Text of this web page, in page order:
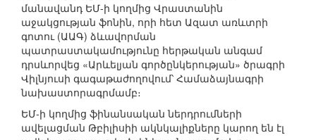
մանավանդ ԵՄ-ի կողմից Վրաստանին
աջակցության ֆոնին, որի հետ Ազատ առևտրի
գոտու (ԱԱԳ) ձևավորման
պատրաստակամությունը հերթական անգամ
դրսևորվեց «Արևելյան գործընկերության» ծրագրի
Վիլնյուսի գագաթաժողովում՝ Համաձայնագրի
նախաստորագրմամբ։
ԵՄ-ի կողմից ֆինանսական ներդրումների
ավելացման Թբիլիսիի ակնկալիքները կարող են էլ